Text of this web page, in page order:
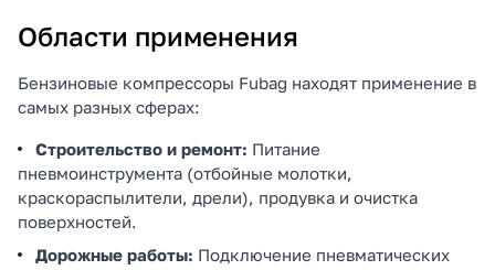
Области применения
Бензиновые компрессоры Fubag находят применение в
самых разных сферах:
Строительство и ремонт: Питание
пневмоинструмента (отбойные молотки,
краскораспылители, дрели), продувка и очистка
поверхностей.
Дорожные работы: Подключение пневматических